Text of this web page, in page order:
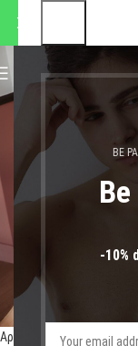
BE
-10%
MENU
Αρχική σελίδα Shop